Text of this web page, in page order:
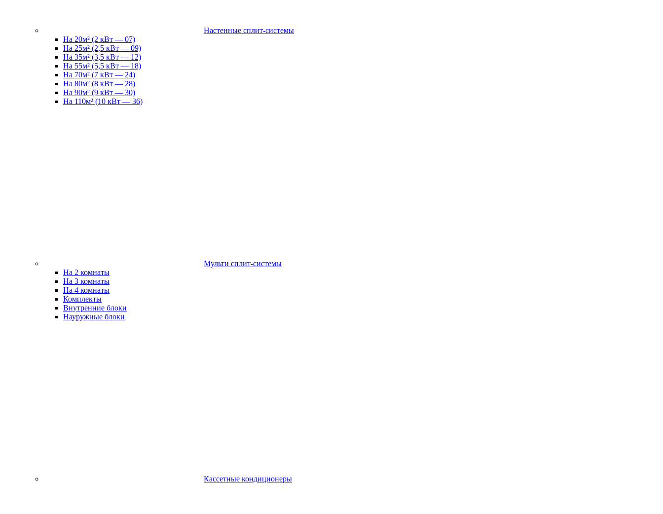
Настенные сплит-системы
На 20м² (2 кВт — 07)
На 25м² (2,5 кВт — 09)
На 35м² (3,5 кВт — 12)
На 55м² (5,5 кВт — 18)
На 70м² (7 кВт — 24)
На 80м² (8 кВт — 28)
На 90м² (9 кВт — 30)
На 110м² (10 кВт — 36)
Мульти сплит-системы
На 2 комнаты
На 3 комнаты
На 4 комнаты
Комплекты
Внутренние блоки
Науружные блоки
Кассетные кондиционеры